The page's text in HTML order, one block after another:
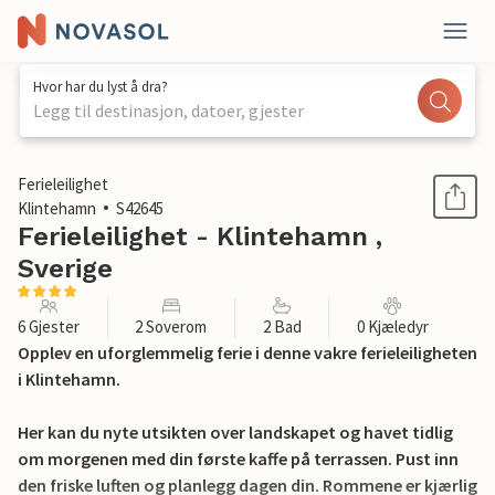
Hvor har du lyst å dra?
Legg til destinasjon, datoer, gjester
1 / 25
Ferieleilighet
Klintehamn
S42645
Ferieleilighet - Klintehamn ,
Sverige
6 Gjester 2 Soverom 2 Bad 0 Kjæledyr
Opplev en uforglemmelig ferie i denne vakre ferieleiligheten
i Klintehamn.
Her kan du nyte utsikten over landskapet og havet tidlig
om morgenen med din første kaffe på terrassen. Pust inn
den friske luften og planlegg dagen din. Rommene er kjærlig